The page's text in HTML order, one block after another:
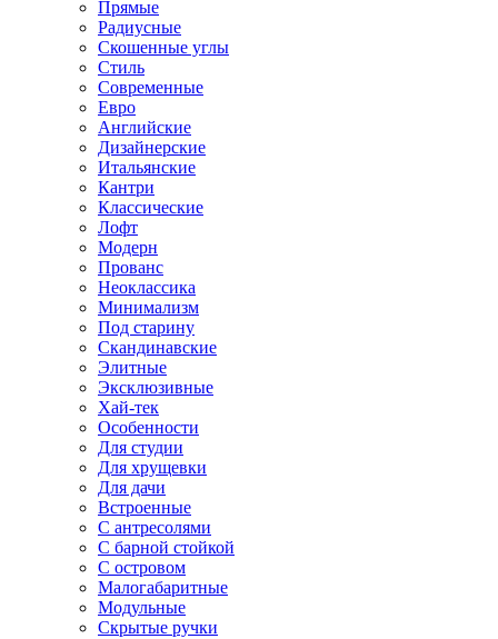
Прямые
Радиусные
Скошенные углы
Стиль
Современные
Евро
Английские
Дизайнерские
Итальянские
Кантри
Классические
Лофт
Модерн
Прованс
Неоклассика
Минимализм
Под старину
Скандинавские
Элитные
Эксклюзивные
Хай-тек
Особенности
Для студии
Для хрущевки
Для дачи
Встроенные
С антресолями
С барной стойкой
С островом
Малогабаритные
Модульные
Скрытые ручки